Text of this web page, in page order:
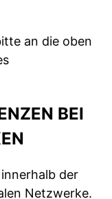
an die oben
BEI
der
Netzwerke.